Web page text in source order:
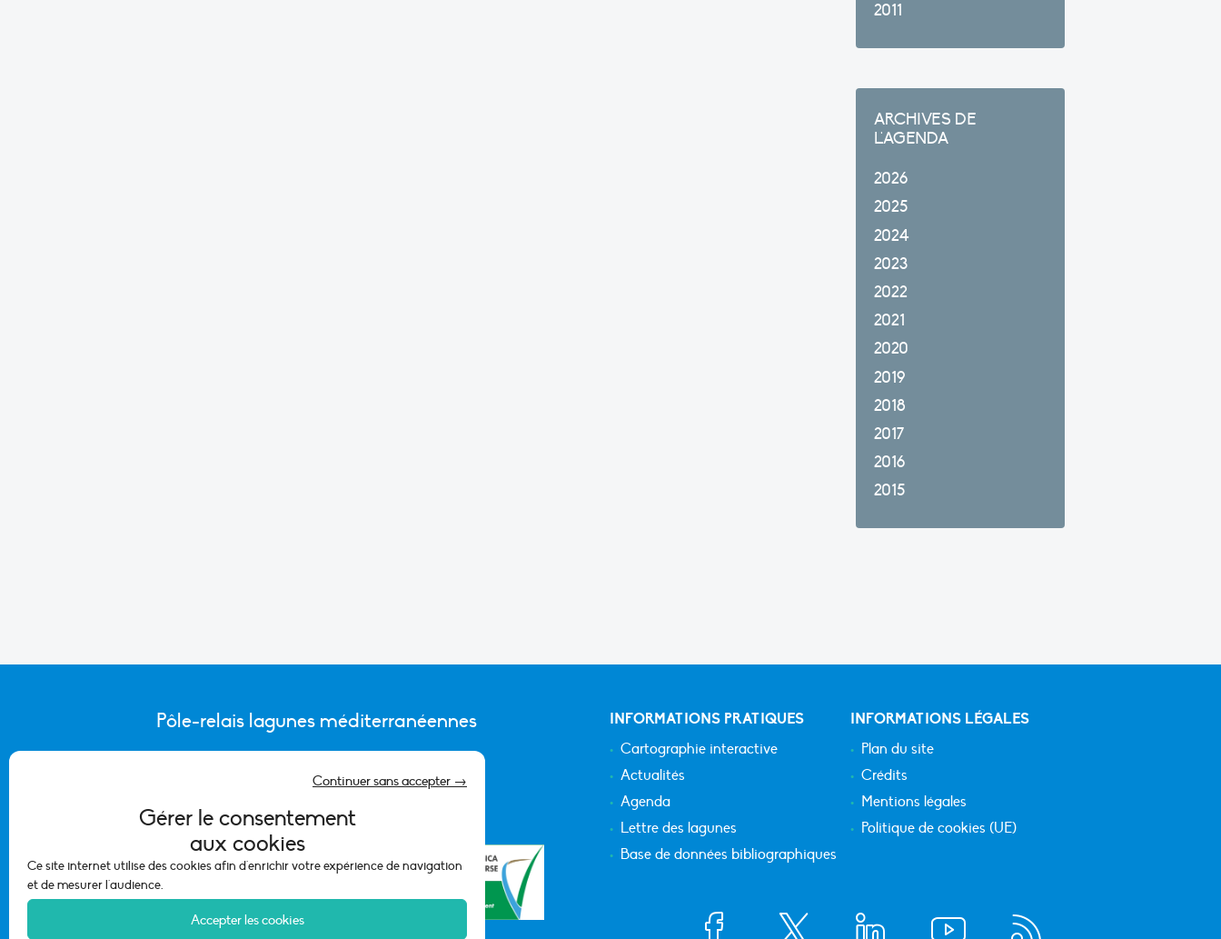
Gérer le consentement
aux cookies
Ce site internet utilise des cookies afin d'enrichir votre expérience de navigation
et de mesurer l'audience.
Accepter les cookies
Continuer sans accepter →
2011
ARCHIVES DE
L'AGENDA
2026
2025
2024
2023
2022
2021
2020
2019
2018
2017
2016
2015
Pôle-relais lagunes méditerranéennes
CONTACTER L’ÉQUIPE DU PÔLE
INFORMATIONS PRATIQUES
Cartographie interactive
Actualités
Agenda
Lettre des lagunes
Base de données bibliographiques
INFORMATIONS LÉGALES
Plan du site
Crédits
Mentions légales
Politique de cookies (UE)